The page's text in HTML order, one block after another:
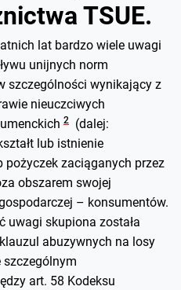
TSUE.
lat bardzo wiele uwagi
unijnych norm
szczególności wynikający z
nieuczciwych
2
(dalej:
lub istnienie
zaciąganych przez
obszarem swojej
– konsumentów.
uwagi skupiona została
abuzywnych na losy
szczególnym
art. 58 Kodeksu